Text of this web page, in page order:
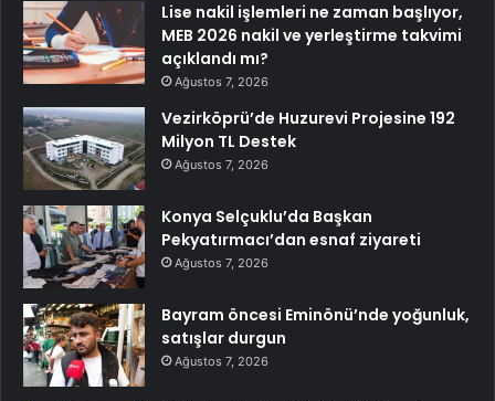
Lise nakil işlemleri ne zaman başlıyor,
MEB 2026 nakil ve yerleştirme takvimi
açıklandı mı?
Ağustos 7, 2026
Vezirköprü’de Huzurevi Projesine 192
Milyon TL Destek
Ağustos 7, 2026
Konya Selçuklu’da Başkan
Pekyatırmacı’dan esnaf ziyareti
Ağustos 7, 2026
Bayram öncesi Eminönü’nde yoğunluk,
satışlar durgun
Ağustos 7, 2026